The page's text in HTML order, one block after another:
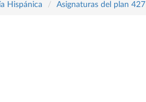
Hispánica Asignaturas del plan 427